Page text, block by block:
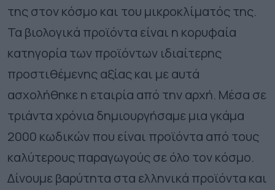
της στον κόσμο και του μικροκλίματός της.
Τα βιολογικά προϊόντα είναι η κορυφαία
κατηγορία των προϊόντων ιδιαίτερης
προστιθέμενης αξίας και με αυτά
ασχολήθηκε η εταιρία από την αρχή. Μέσα σε
τριάντα χρόνια δημιουργήσαμε μια γκάμα
2000 κωδικών που είναι προϊόντα από τους
καλύτερους παραγωγούς σε όλο τον κόσμο.
Δίνουμε βαρύτητα στα ελληνικά προϊόντα και